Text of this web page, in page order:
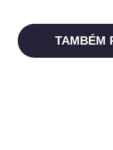
TAMBÉM